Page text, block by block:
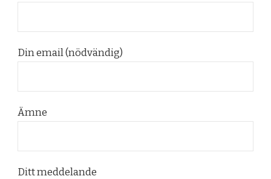
Din email (nödvändig)
Ämne
Ditt meddelande